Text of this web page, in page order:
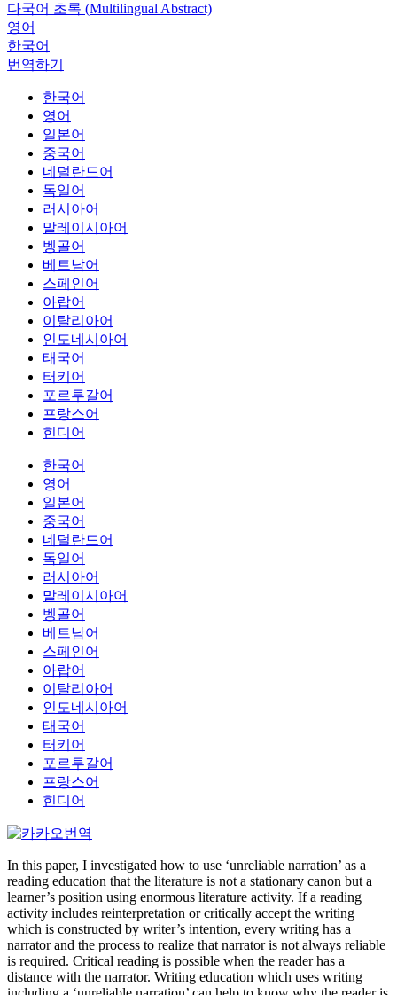
다국어 초록 (Multilingual Abstract)
영어
한국어
번역하기
한국어
영어
일본어
중국어
네덜란드어
독일어
러시아어
말레이시아어
벵골어
베트남어
스페인어
아랍어
이탈리아어
인도네시아어
태국어
터키어
포르투갈어
프랑스어
힌디어
한국어
영어
일본어
중국어
네덜란드어
독일어
러시아어
말레이시아어
벵골어
베트남어
스페인어
아랍어
이탈리아어
인도네시아어
태국어
터키어
포르투갈어
프랑스어
힌디어
In this paper, I investigated how to use ‘unreliable narration’ as a
reading education that the literature is not a stationary canon but a
learner’s position using enormous literature activity. If a reading
activity includes reinterpretation or critically accept the writing
which is constructed by writer’s intention, every writing has a
narrator and the process to realize that narrator is not always reliable
is required. Critical reading is possible when the reader has a
distance with the narrator. Writing education which uses writing